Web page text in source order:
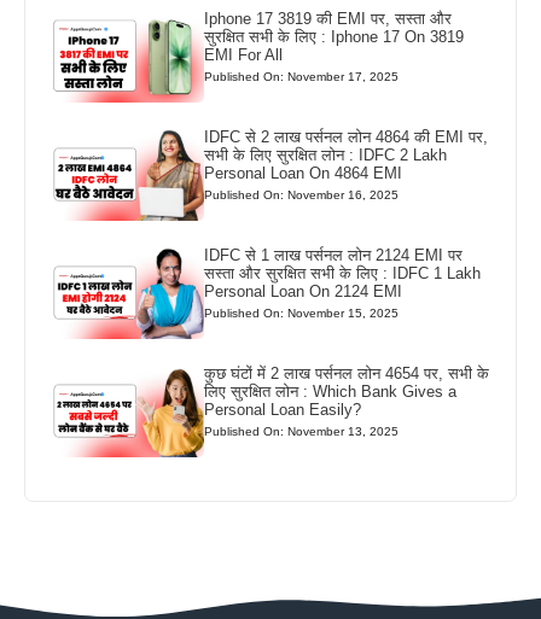
Iphone 17 3819 की EMI पर, सस्ता और
सुरक्षित सभी के लिए : Iphone 17 On 3819
EMI For All
Published On: November 17, 2025
IDFC से 2 लाख पर्सनल लोन 4864 की EMI पर,
सभी के लिए सुरक्षित लोन : IDFC 2 Lakh
Personal Loan On 4864 EMI
Published On: November 16, 2025
IDFC से 1 लाख पर्सनल लोन 2124 EMI पर
सस्ता और सुरक्षित सभी के लिए : IDFC 1 Lakh
Personal Loan On 2124 EMI
Published On: November 15, 2025
कुछ घंटों में 2 लाख पर्सनल लोन 4654 पर, सभी के
लिए सुरक्षित लोन : Which Bank Gives a
Personal Loan Easily?
Published On: November 13, 2025